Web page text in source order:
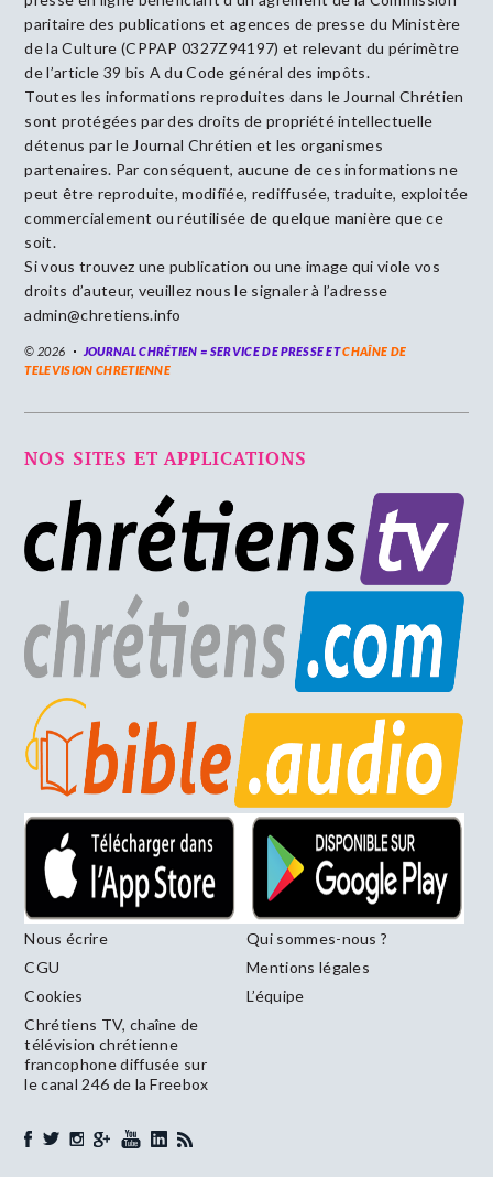
paritaire des publications et agences de presse du Ministère
de la Culture (CPPAP 0327Z94197) et relevant du périmètre
de l’article 39 bis A du Code général des impôts.
Toutes les informations reproduites dans le Journal Chrétien
sont protégées par des droits de propriété intellectuelle
détenus par le Journal Chrétien et les organismes
partenaires. Par conséquent, aucune de ces informations ne
peut être reproduite, modifiée, rediffusée, traduite, exploitée
commercialement ou réutilisée de quelque manière que ce
soit.
Si vous trouvez une publication ou une image qui viole vos
droits d’auteur, veuillez nous le signaler à l’adresse
admin@chretiens.info
© 2026 JOURNAL CHRÉTIEN = SERVICE DE PRESSE ETCHAÎNE DE
TELEVISION CHRETIENNE
NOS SITES ET APPLICATIONS
Nous écrire
Qui sommes-nous ?
CGU
Mentions légales
Cookies
L’équipe
Chrétiens TV, chaîne de
télévision chrétienne
francophone diffusée sur
le canal 246 de la Freebox